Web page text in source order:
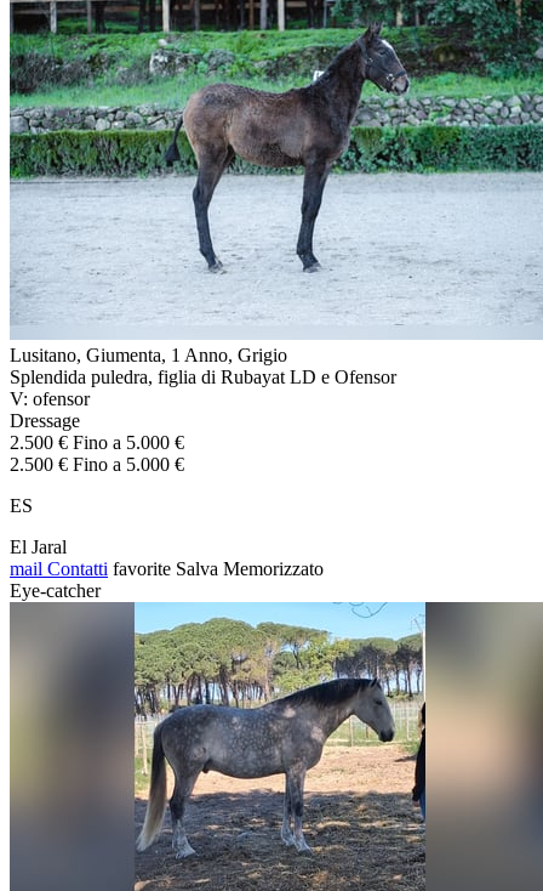
Lusitano, Giumenta, 1 Anno, Grigio
Splendida puledra, figlia di Rubayat LD e Ofensor
V: ofensor
Dressage
2.500 € Fino a 5.000 €
2.500 € Fino a 5.000 €
ES
El Jaral
mail Contatti favorite Salva Memorizzato
Eye-catcher